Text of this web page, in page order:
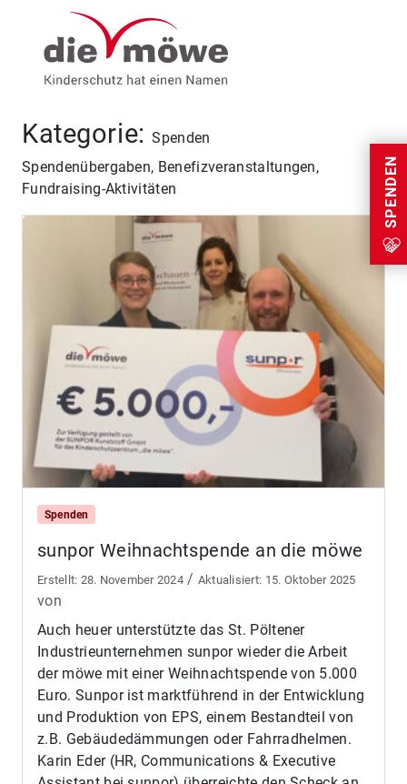
Weiter zum Inhalt
SPENDEN
Kategorie:Spenden
Spendenübergaben, Benefizveranstaltungen,
Fundraising-Aktivitäten
Spenden
sunpor Weihnachtspende an die möwe
28. November 2024 / 15. Oktober 2025
von
Auch heuer unterstützte das St. Pöltener
Industrieunternehmen sunpor wieder die Arbeit
der möwe mit einer Weihnachtspende von 5.000
Euro. Sunpor ist marktführend in der Entwicklung
und Produktion von EPS, einem Bestandteil von
z.B. Gebäudedämmungen oder Fahrradhelmen.
Karin Eder (HR, Communications & Executive